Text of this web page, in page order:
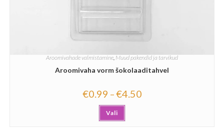
Aroomivahade valmistamine Muud pakendid ja tarvikud
Aroomivaha vorm šokolaaditahvel
€0.99 –€4.50
Vali